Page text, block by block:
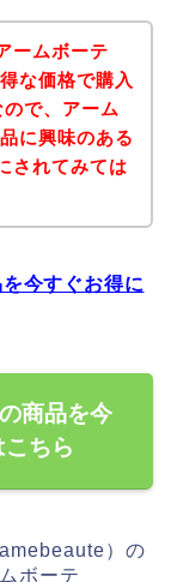
ームボーテ
な価格で購入
で、アーム
に興味のある
されてみては
今すぐお得に
商品を今
ちら
）の
ボーテ